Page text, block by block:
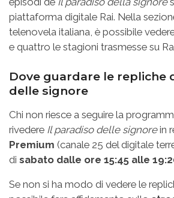
piattaforma digitale Rai. Nella
telenovela italiana, è possibile
e quattro le stagioni trasmesse su
Dove guardare le repliche
delle signore
Chi non riesce a seguire la
rivedere Il paradiso delle signorein
Premium (canale 25 del digitale
di sabato dalle ore 15:45 alle
Se non si ha modo di vedere le